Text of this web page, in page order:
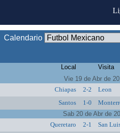
Calendario
Local Visita
Vie 19 de Abr de
Chiapas
2-2 Leon
Santos
1-0
Sab 20 de Abr de
Queretaro
2-1 San